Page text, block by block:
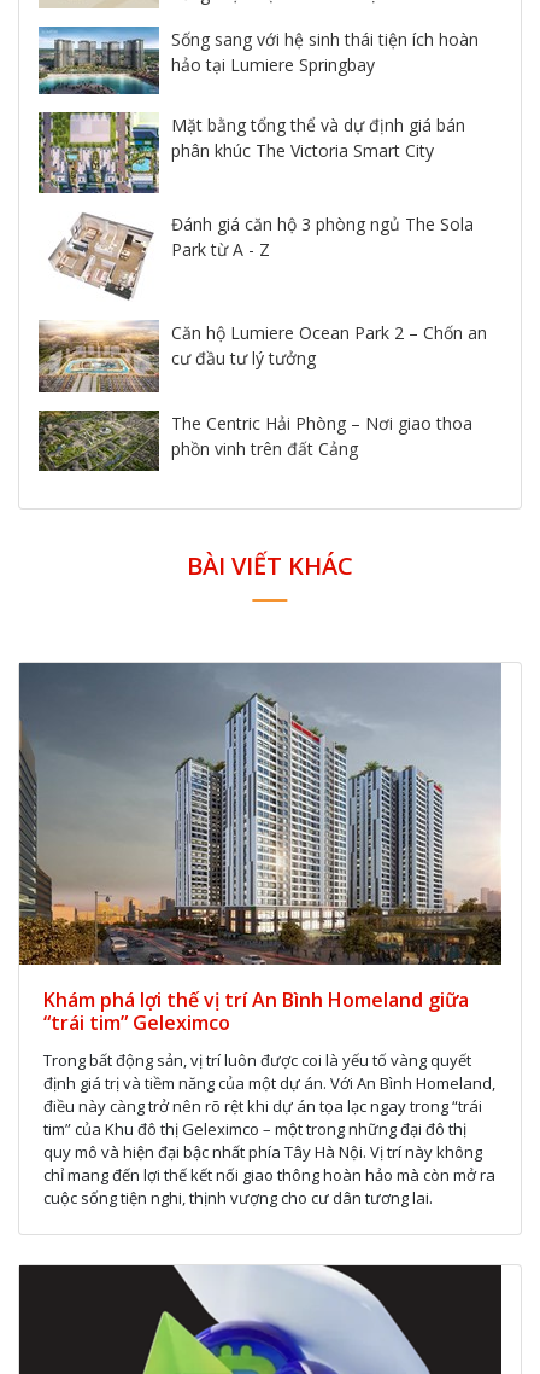
Sống sang với hệ sinh thái tiện ích hoàn
hảo tại Lumiere Springbay
Mặt bằng tổng thể và dự định giá bán
phân khúc The Victoria Smart City
Đánh giá căn hộ 3 phòng ngủ The Sola
Park từ A - Z
Căn hộ Lumiere Ocean Park 2 – Chốn an
cư đầu tư lý tưởng
The Centric Hải Phòng – Nơi giao thoa
phồn vinh trên đất Cảng
BÀI VIẾT KHÁC
Khám phá lợi thế vị trí An Bình Homeland giữa
“trái tim” Geleximco
Trong bất động sản, vị trí luôn được coi là yếu tố vàng quyết
định giá trị và tiềm năng của một dự án. Với An Bình Homeland,
điều này càng trở nên rõ rệt khi dự án tọa lạc ngay trong “trái
tim” của Khu đô thị Geleximco – một trong những đại đô thị
quy mô và hiện đại bậc nhất phía Tây Hà Nội. Vị trí này không
chỉ mang đến lợi thế kết nối giao thông hoàn hảo mà còn mở ra
cuộc sống tiện nghi, thịnh vượng cho cư dân tương lai.